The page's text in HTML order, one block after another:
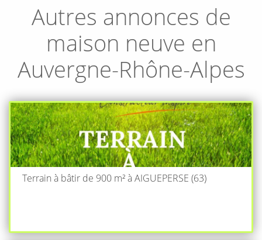
Autres annonces de
maison neuve en
Auvergne-Rhône-Alpes
Terrain à bâtir de 900 m² à AIGUEPERSE (63)